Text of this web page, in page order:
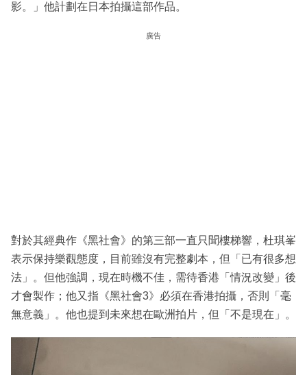
影。」他計劃在日本拍攝這部作品。
廣告
對於其經典作《黑社會》的第三部一直只聞樓梯響，杜琪峯
表示保持樂觀態度，目前雖沒有完整劇本，但「已有很多想
法」。但他強調，現在時機不佳，需待香港「情況改變」後
才會製作；他又指《黑社會3》必須在香港拍攝，否則「毫
無意義」。他也提到未來想在歐洲拍片，但「不是現在」。